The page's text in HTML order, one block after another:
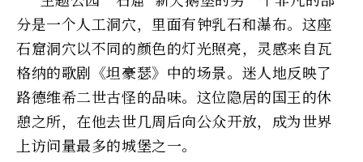
分是一个人工洞穴，里面有钟乳石和瀑布。这座
石窟洞穴以不同的颜色的灯光照亮，灵感来自瓦
格纳的歌剧《坦豪瑟》中的场景。迷人地反映了
路德维希二世古怪的品味。这位隐居的国王的休
憩之所，在他去世几周后向公众开放，成为世界
上访问量最多的城堡之一。